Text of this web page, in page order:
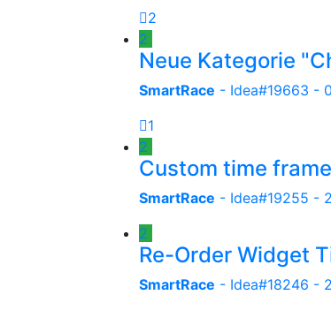
2
2
Neue Kategorie
SmartRace - Idea#19663 -
1
2
Custom time
SmartRace - Idea#19255 -
2
Re-Order Widget
SmartRace - Idea#18246 -